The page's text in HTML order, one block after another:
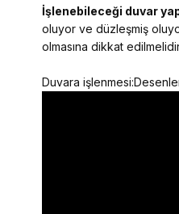
İşlenebileceği duvar
oluyor ve düzleşmiş
olmasına dikkat
Duvara